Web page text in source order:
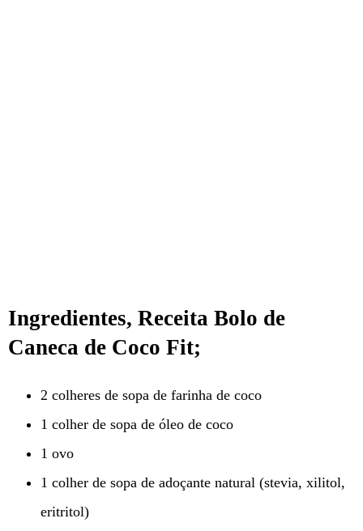
Ingredientes, Receita Bolo de
Caneca de Coco Fit;
2 colheres de sopa de farinha de coco
1 colher de sopa de óleo de coco
1 ovo
1 colher de sopa de adoçante natural (stevia, xilitol,
eritritol)